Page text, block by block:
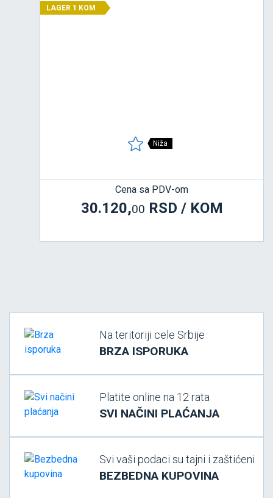
LAGER 1 KOM
Niža
Cena sa PDV-om
30.120,00 RSD / KOM
Na teritoriji cele Srbije
BRZA ISPORUKA
Platite online na 12 rata
SVI NAČINI PLAĆANJA
Svi vaši podaci su tajni i zaštićeni
BEZBEDNA KUPOVINA